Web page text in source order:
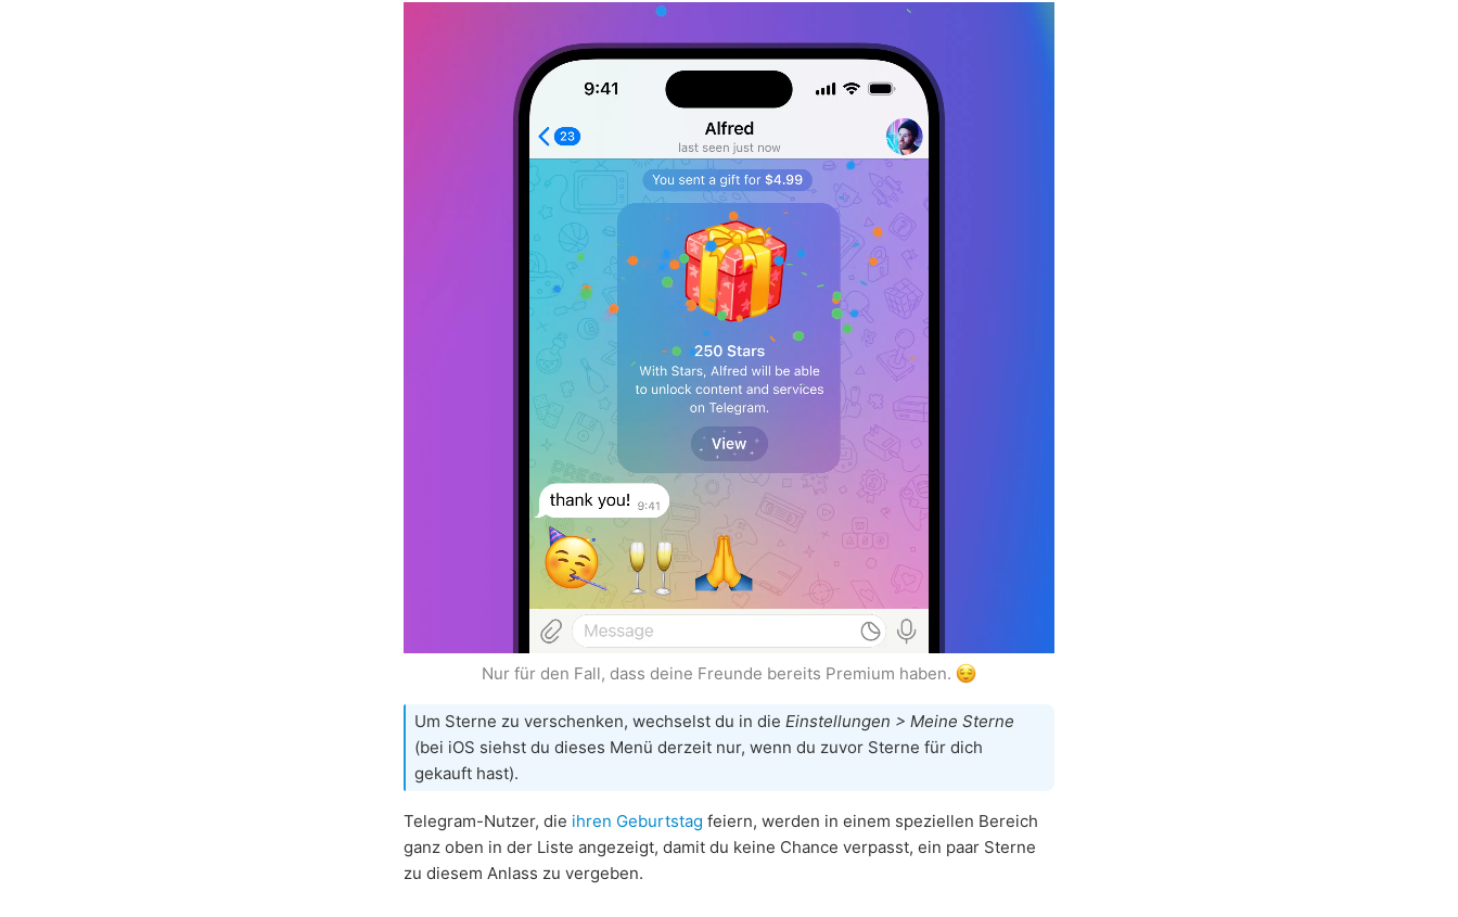
Nur für den Fall, dass deine Freunde bereits Premium haben.
Um Sterne zu verschenken, wechselst du in die Einstellungen > Meine Sterne
(bei iOS siehst du dieses Menü derzeit nur, wenn du zuvor Sterne für dich
gekauft hast).
Telegram-Nutzer, die ihren Geburtstag feiern, werden in einem speziellen Bereich
ganz oben in der Liste angezeigt, damit du keine Chance verpasst, ein paar Sterne
zu diesem Anlass zu vergeben.